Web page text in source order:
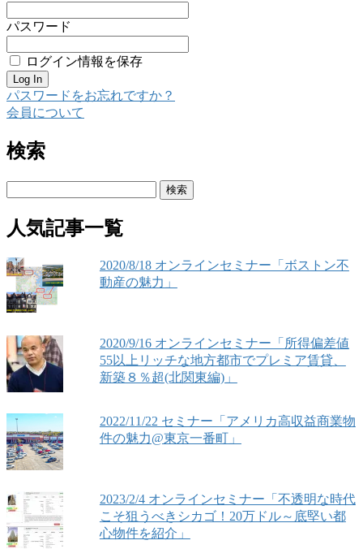
パスワード
ログイン情報を保存
パスワードをお忘れですか？
会員について
検索
人気記事一覧
2020/8/18 オンラインセミナー「ボストン不
動産の魅力」
2020/9/16 オンラインセミナー「所得偏差値
55以上リッチな地方都市でプレミア賃貸、
新築８％超(北関東編)」
2022/11/22 セミナー「アメリカ高収益商業物
件の魅力@東京一番町」
2023/2/4 オンラインセミナー「不透明な時代
こそ狙うべきシカゴ！20万ドル～底堅い都
心物件を紹介」